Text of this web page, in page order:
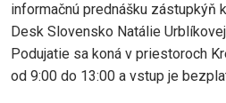
informačnú prednášku zástupkýň
Desk Slovensko Natálie
Podujatie sa koná v priestoroch
od 9:00 do 13:00 a vstup je